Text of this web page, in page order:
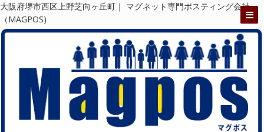
大阪府堺市西区上野芝向ヶ丘町｜ マグネット専門ポスティング会社
（MAGPOS)